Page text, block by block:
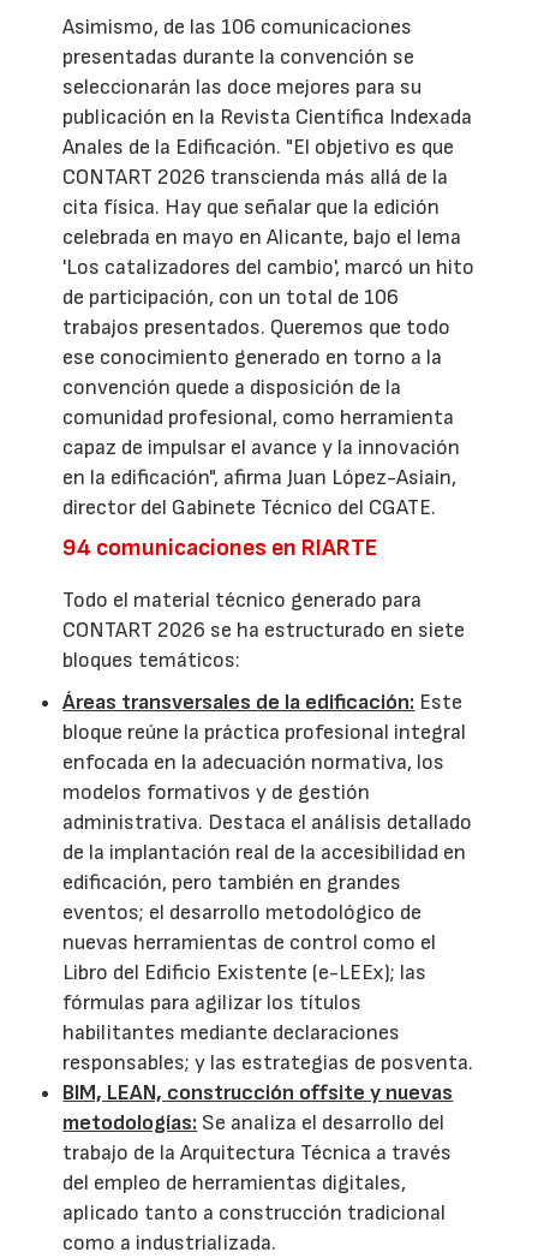
Asimismo, de las 106 comunicaciones
presentadas durante la convención se
seleccionarán las doce mejores para su
publicación en la Revista Científica Indexada
Anales de la Edificación. "El objetivo es que
CONTART 2026 transcienda más allá de la
cita física. Hay que señalar que la edición
celebrada en mayo en Alicante, bajo el lema
'Los catalizadores del cambio', marcó un hito
de participación, con un total de 106
trabajos presentados. Queremos que todo
ese conocimiento generado en torno a la
convención quede a disposición de la
comunidad profesional, como herramienta
capaz de impulsar el avance y la innovación
en la edificación", afirma Juan López-Asiain,
director del Gabinete Técnico del CGATE.
94 comunicaciones en RIARTE
Todo el material técnico generado para
CONTART 2026 se ha estructurado en siete
bloques temáticos:
Áreas transversales de la edificación: Este
bloque reúne la práctica profesional integral
enfocada en la adecuación normativa, los
modelos formativos y de gestión
administrativa. Destaca el análisis detallado
de la implantación real de la accesibilidad en
edificación, pero también en grandes
eventos; el desarrollo metodológico de
nuevas herramientas de control como el
Libro del Edificio Existente (e-LEEx); las
fórmulas para agilizar los títulos
habilitantes mediante declaraciones
responsables; y las estrategias de posventa.
BIM, LEAN, construcción offsite y nuevas
metodologías: Se analiza el desarrollo del
trabajo de la Arquitectura Técnica a través
del empleo de herramientas digitales,
aplicado tanto a construcción tradicional
como a industrializada.